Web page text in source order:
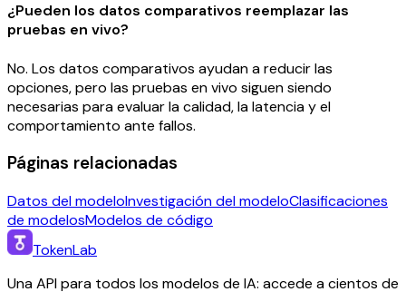
¿Pueden los datos comparativos reemplazar las
pruebas en vivo?
No. Los datos comparativos ayudan a reducir las
opciones, pero las pruebas en vivo siguen siendo
necesarias para evaluar la calidad, la latencia y el
comportamiento ante fallos.
Páginas relacionadas
Datos del modeloInvestigación del modeloClasificaciones
de modelosModelos de código
TokenLab
Una API para todos los modelos de IA: accede a cientos de